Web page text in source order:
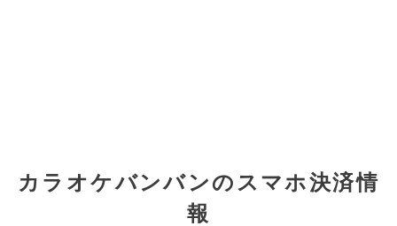
カラオケバンバンのスマホ決済情
報